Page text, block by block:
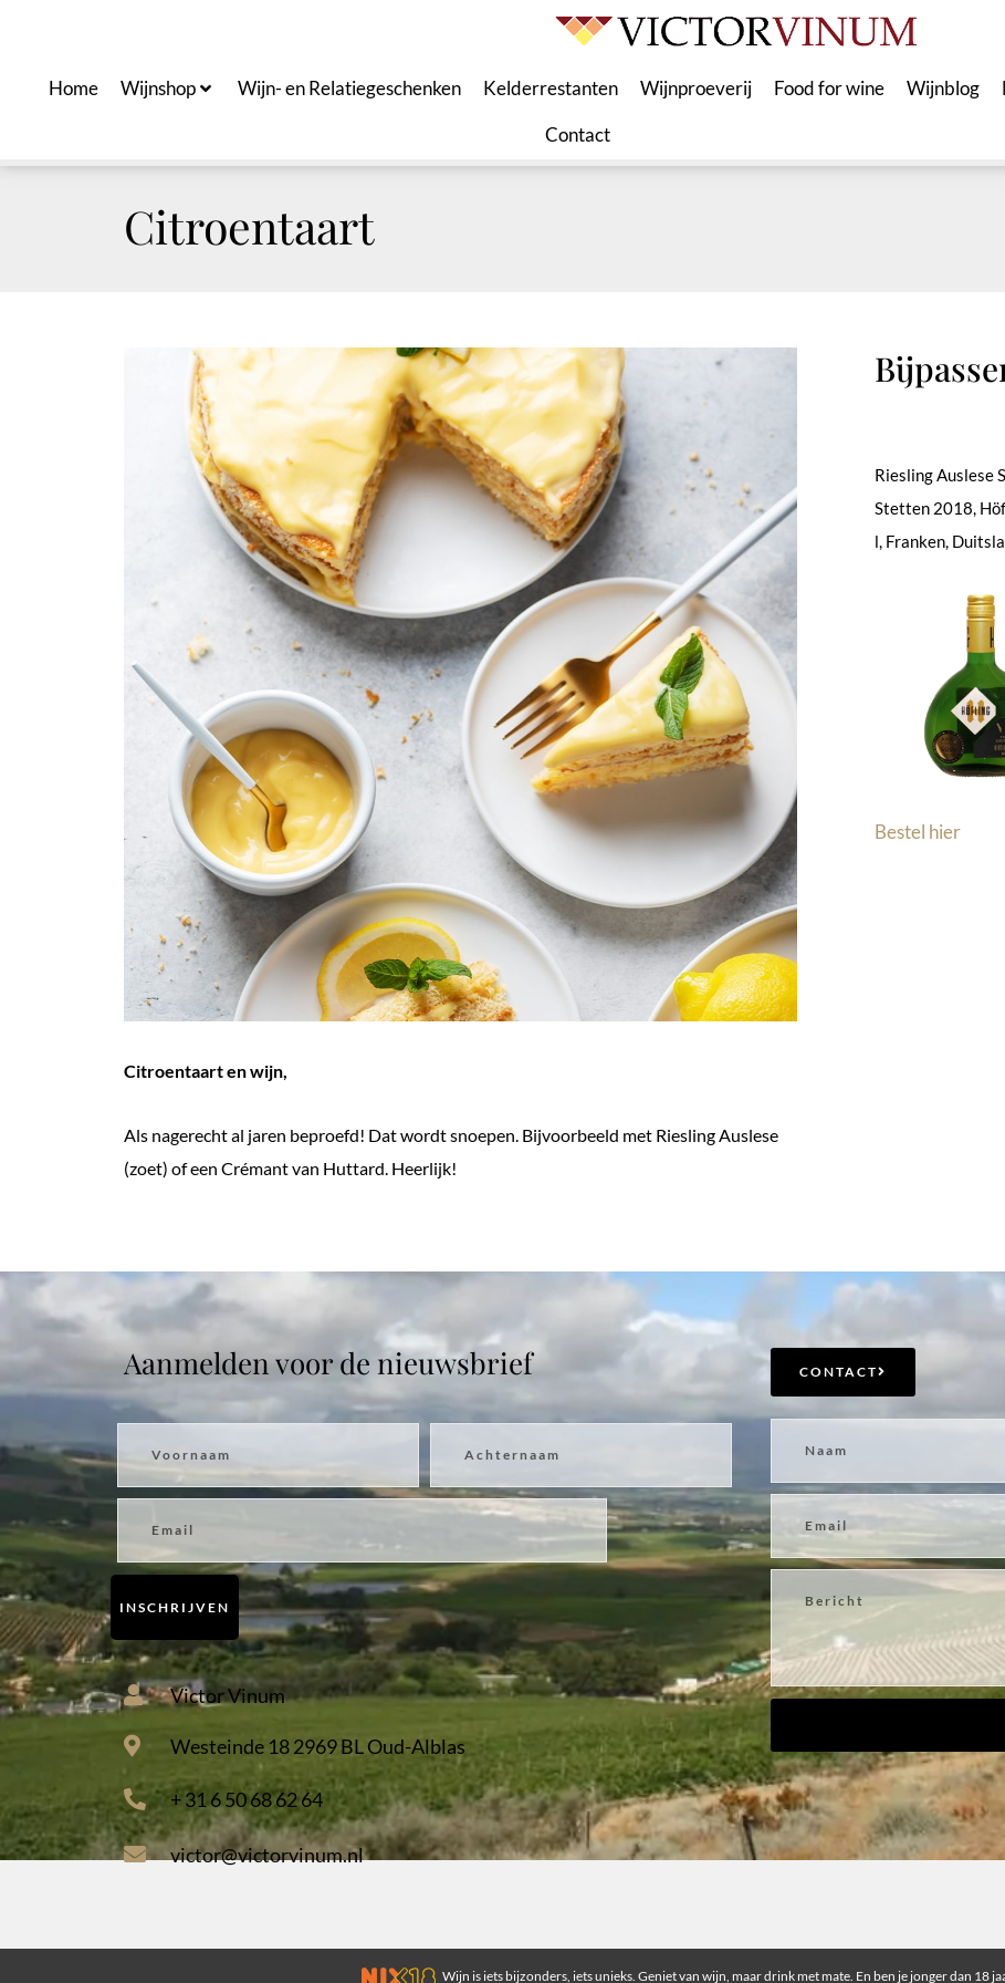
Home Wijnshop Wijn- en Relatiegeschenken Kelderrestanten Wijnproeverij Food for wine Wijnblog
Contact
Citroentaart
Citroentaart en wijn,
Als nagerecht al jaren beproefd! Dat wordt snoepen. Bijvoorbeeld met Riesling Auslese
(zoet) of een Crémant van Huttard. Heerlijk!
Riesling Auslese
Stetten 2018,
l, Franken,
Bestel hier
Aanmelden voor de nieuwsbrief
Achternaam
INSCHRIJVEN
Victor Vinum
Westeinde 18 2969 BL Oud-Alblas
+ 31 6 50 68 62 64
victor@victorvinum.nl
CONTACT
Wijn is iets bijzonders, iets unieks. Geniet van wijn, maar drink met mate. En ben je jonger dan 18